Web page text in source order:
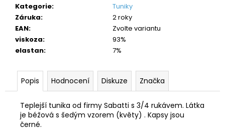
Kategorie:
Tuniky
Záruka:
2 roky
EAN:
Zvolte variantu
viskoza:
93%
elastan: 7%
Popis Hodnocení Diskuze Značka
Teplejší tunika od firmy Sabatti s 3/4 rukávem. Látka
je béžová s šedým vzorem (květy) . Kapsy jsou
černé.